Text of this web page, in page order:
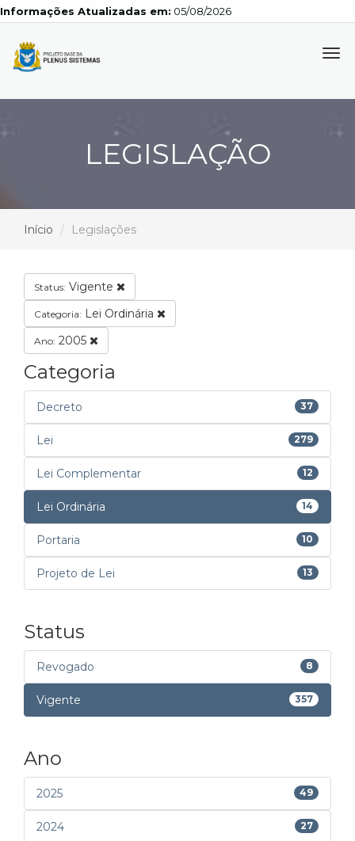
Atualizadas em: 05/08/2026
LEGISLAÇÃO
Início Legislações
Status: Vigente
Categoria: Lei Ordinária
Ano: 2005
Categoria
Decreto 37
Lei 279
Lei Complementar 12
Lei Ordinária 14
Portaria 10
Projeto de Lei 13
Status
Revogado 8
Vigente 357
Ano
2025 49
2024 27